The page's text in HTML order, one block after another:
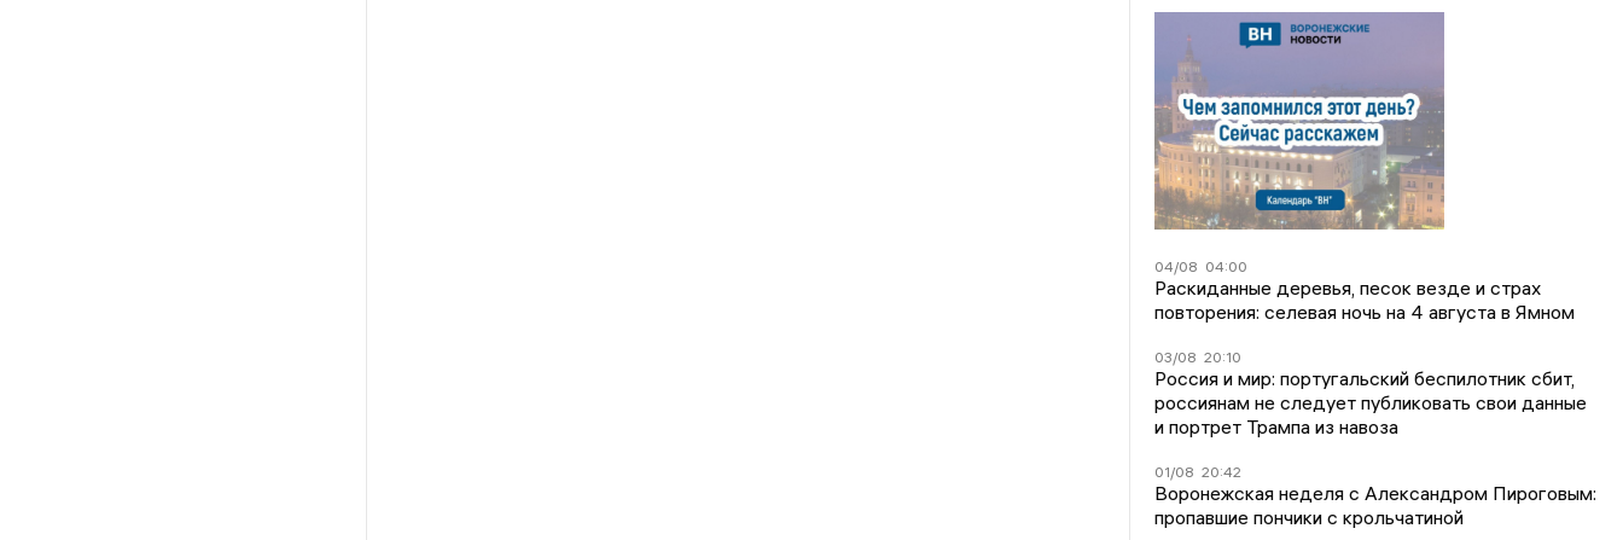
04/08 04:00
Раскиданные деревья, песок везде и страх
повторения: селевая ночь на 4 августа в Ямном
03/08 20:10
Россия и мир: португальский беспилотник сбит,
россиянам не следует публиковать свои данные
и портрет Трампа из навоза
01/08 20:42
Воронежская неделя с Александром Пироговым:
пропавшие пончики с крольчатиной